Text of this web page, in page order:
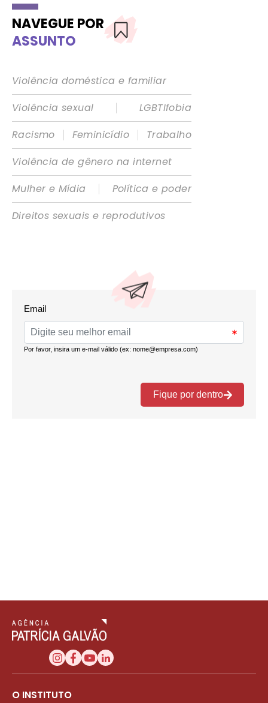
NAVEGUE POR
ASSUNTO
Violência doméstica e familiar
Violência sexual
|
LGBTIfobia
Racismo
| Feminicídio |
Trabalho
Violência de gênero na internet
Mulher e Mídia
|
Política e poder
Direitos sexuais e reprodutivos
O INSTITUTO